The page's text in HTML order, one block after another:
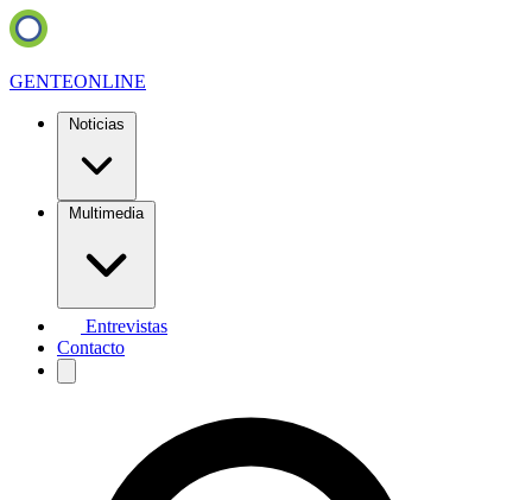
GENTEONLINE
Noticias
Multimedia
Entrevistas
Contacto